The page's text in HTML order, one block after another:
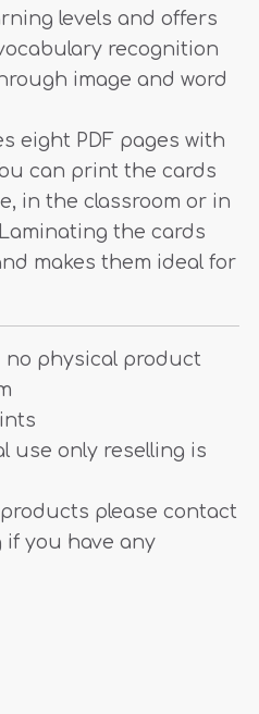
levels and offers
recognition
image and word
eight PDF pages with
can print the cards
in the classroom or in
the cards
makes them ideal for
no physical product
use only reselling is
please contact
you have any